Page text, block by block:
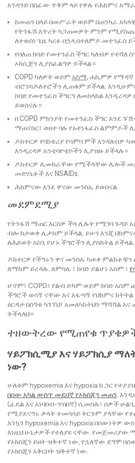
አንዳንድ በሰፊው ጥቅም ላይ የዋሉ የሕክምና
ከመጠን በላይ በመሥራት ወይም በጠንካራ
የትንፋሽ እጥረት ካጋጠመዎት ምንም
ለተወሰነ ጊዜ ካረፉ በኋላ በተለምዶ መተንፈስ
የበለጠ ከባድ የመተንፈስ ችግር ካለብዎ
ኦክሲጅን ሊያስፈልግዎ ይችላል።
COPD ካለዎት ወይም አስማ, ሐኪምዎ የማዳኛ
ብሮንካዶለተሮችን ሊጠቁም ይችላል.
ከባድ የመተንፈስ ችግርን ለመከላከል እንዲረዳዎ
ይወስናሉ።
በ COPD ምክንያት የመተንፈስ ችግር እንደ
ማጠናከር፣ ወዘተ ባሉ የአተነፋፈስ ልምምዶች
ዶክተርዎ የባክቴሪያ የሳምባ ምች እንዳለብዎ
እንዲረዳዎ አንቲባዮቲኮችን ሊያዝዙ ይችላሉ።
ዶክተርዎ ሊመክራቸው የሚችላቸው ሌሎች
መድሃኒቶች እና NSAIDs.
ሕክምናው እንደ ዋናው መንስኤ ይወሰናል
መደምደሚያ
የትንፋሽ ማጠር እርስዎ ችላ ሊሉት የሚገባ ጉዳይ
ብሎ ከታወቀ ሊታከም ይችላል. ይሁን እንጂ
ለሕይወት አስጊ የሆኑ ችግሮችን ሊያስከትል ይችላል.
ዶክተርዎ የችግሩን ዋና መንስኤ ካወቀ ምልክቶቹን
ለማከም ይረዳሉ. ለምሳሌ ፣ ከባድ ያልሆነ አስም ፣
ሆኖም፣ COPD፣ የልብ ድካም ወይም ከባድ አስም
ችግሮች ወሳኝ ናቸው እና አፋጣኝ የህክምና
ዕርዳታ በሰዓቱ ካገኘህ፣ አመለካከትህን ማሻሻል
ትችላለህ።
ተዘውትረው የሚጠየቁ
ሃይፖክሲሚያ እና ሃይፖክሲያ ማለት
ነው?
ሁለቱም hypoxemia እና hypoxia ከ ጋር
በሰው አካል ውስጥ መደበኛ የኦክስጂን መጠን.
(ፊደል እና አነባበብ-ጥበበኛ) ሲመስሉ፣ ሰዎች
የሚያደናግሩ ቃላት ተመሳሳይ ትርጉም ያላቸው
እንኳን hypoxemia እና hypoxia በሰውነትዎ
እነዚህ ሁኔታዎች የተለያዩ ናቸው. የመጀመሪያው
የኦክስጂን ይዘት ዝቅተኛ ነው, የኋለኛው ደግሞ
የኦክስጂን አቅርቦት ዝቅተኛ ነው.